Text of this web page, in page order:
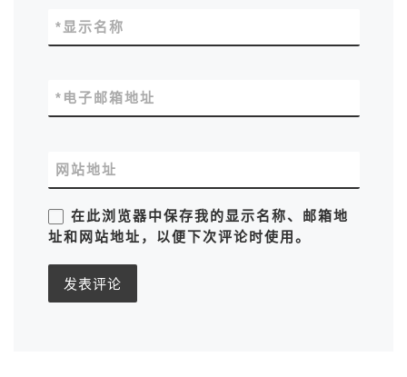
显示名称
*
电子邮箱地址
*
网站地址
在此浏览器中保存我的显示名称、邮箱地
址和网站地址，以便下次评论时使用。